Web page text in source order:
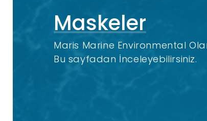
Maskeler
Maris Marine Environmental
Bu sayfadan İnceleyebilirsiniz.